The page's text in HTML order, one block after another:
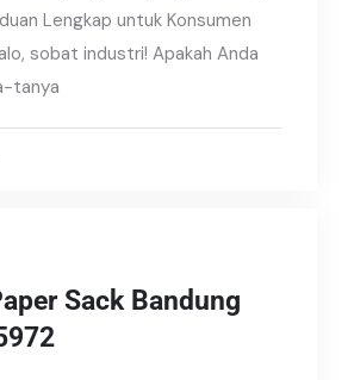
Lengkap untuk Konsumen
sobat industri! Apakah Anda
tanya
Sack Bandung